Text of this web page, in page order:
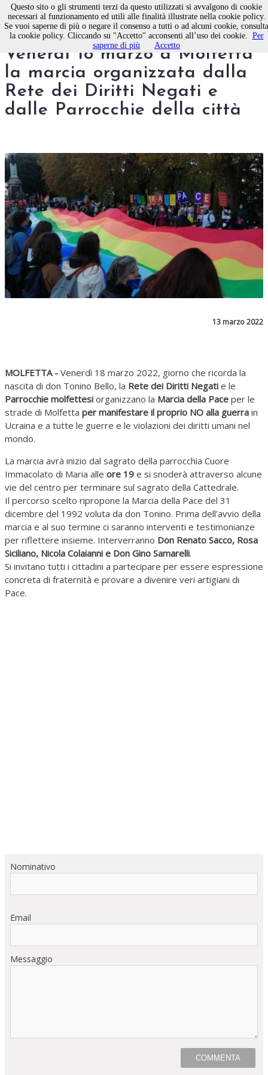
"In piedi, artigiani di pace" –
Venerdì 18 marzo a Molfetta
la marcia organizzata dalla
Rete dei Diritti Negati e
dalle Parrocchie della città
13 marzo 2022
MOLFETTA - Venerdì 18 marzo 2022, giorno che ricorda la
nascita di don Tonino Bello, la Rete dei Diritti Negati e le
Parrocchie molfettesi organizzano la Marcia della Pace per le
strade di Molfetta per manifestare il proprio NO alla guerra in
Ucraina e a tutte le guerre e le violazioni dei diritti umani nel
mondo.
La marcia avrà inizio dal sagrato della parrocchia Cuore
Immacolato di Maria alle ore 19 e si snoderà attraverso alcune
vie del centro per terminare sul sagrato della Cattedrale.
Il percorso scelto ripropone la Marcia della Pace del 31
dicembre del 1992 voluta da don Tonino. Prima dell’avvio della
marcia e al suo termine ci saranno interventi e testimonianze
per riflettere insieme. Interverranno Don Renato Sacco, Rosa
Siciliano, Nicola Colaianni e Don Gino Samarelli.
Si invitano tutti i cittadini a partecipare per essere espressione
concreta di fraternità e provare a divenire veri artigiani di
Pace.
Nominativo
Email
Messaggio
Questo sito o gli strumenti terzi da questo utilizzati si avvalgono di cookie
necessari al funzionamento ed utili alle finalità illustrate nella cookie policy.
Se vuoi saperne di più o negare il consenso a tutti o ad alcuni cookie, consulta
la cookie policy. Cliccando su "Accetto" acconsenti all’uso dei cookie. Per
saperne di più
Accetto